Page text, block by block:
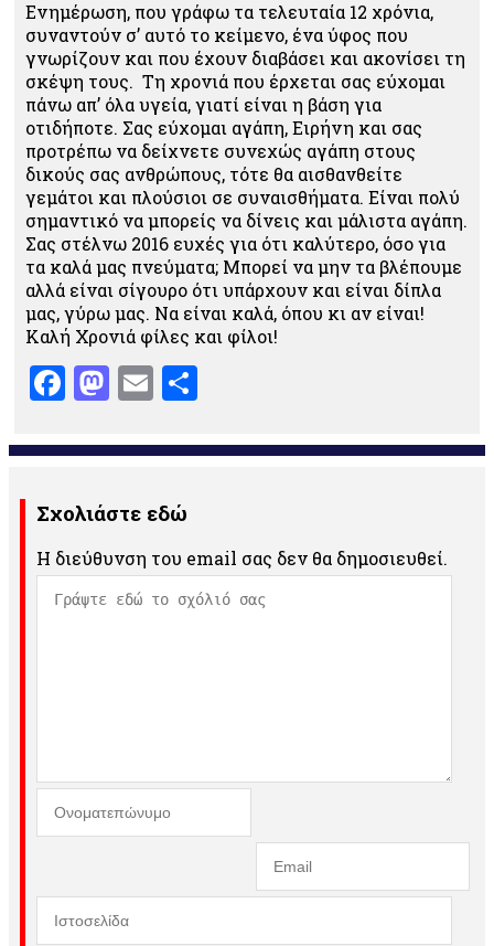
Ενημέρωση, που γράφω τα τελευταία 12 χρόνια,
συναντούν σ’ αυτό το κείμενο, ένα ύφος που
γνωρίζουν και που έχουν διαβάσει και ακονίσει τη
σκέψη τους. Τη χρονιά που έρχεται σας εύχομαι
πάνω απ’ όλα υγεία, γιατί είναι η βάση για
οτιδήποτε. Σας εύχομαι αγάπη, Ειρήνη και σας
προτρέπω να δείχνετε συνεχώς αγάπη στους
δικούς σας ανθρώπους, τότε θα αισθανθείτε
γεμάτοι και πλούσιοι σε συναισθήματα. Είναι πολύ
σημαντικό να μπορείς να δίνεις και μάλιστα αγάπη.
Σας στέλνω 2016 ευχές για ότι καλύτερο, όσο για
τα καλά μας πνεύματα; Μπορεί να μην τα βλέπουμε
αλλά είναι σίγουρο ότι υπάρχουν και είναι δίπλα
μας, γύρω μας. Να είναι καλά, όπου κι αν είναι!
Καλή Χρονιά φίλες και φίλοι!
Facebook
Mastodon
Email
Σχολιάστε εδώ
Η διεύθυνση του email σας δεν θα δημοσιευθεί.